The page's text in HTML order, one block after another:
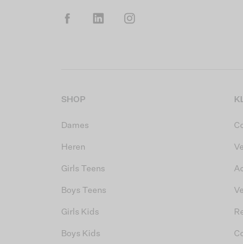
SHOP
Dames
Heren
Girls Teens
Boys Teens
Girls Kids
Boys Kids